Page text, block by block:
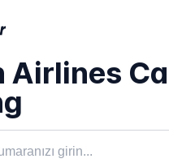
Airlines